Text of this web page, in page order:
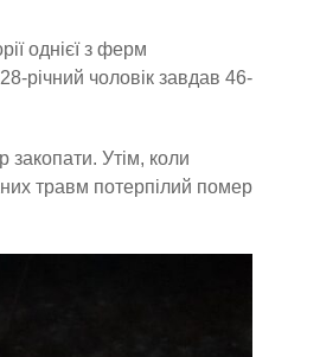
однієї з ферм
річний чоловік завдав 46-
Утім, коли
травм потерпілий помер